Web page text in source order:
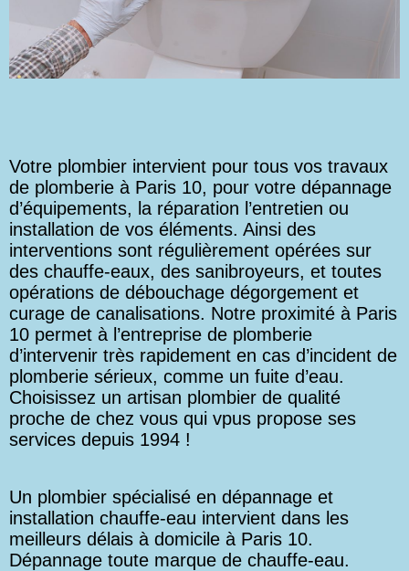
Votre plombier intervient pour tous vos travaux
de plomberie à Paris 10, pour votre dépannage
d’équipements, la réparation l’entretien ou
installation de vos éléments. Ainsi des
interventions sont régulièrement opérées sur
des chauffe-eaux, des sanibroyeurs, et toutes
opérations de débouchage dégorgement et
curage de canalisations. Notre proximité à Paris
10 permet à l’entreprise de plomberie
d’intervenir très rapidement en cas d’incident de
plomberie sérieux, comme un fuite d’eau.
Choisissez un artisan plombier de qualité
proche de chez vous qui vpus propose ses
services depuis 1994 !
Un plombier spécialisé en dépannage et
installation chauffe-eau intervient dans les
meilleurs délais à domicile à Paris 10.
Dépannage toute marque de chauffe-eau.